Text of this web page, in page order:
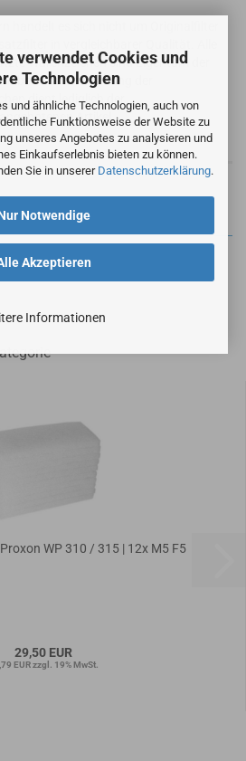
verwendet Cookies und
Technologien
und ähnliche Technologien, auch von
Funktionsweise der Website zu
unseres Angebotes zu analysieren und
Einkaufserlebnis bieten zu können.
Sie in unserer Datenschutzerklärung.
Akzeptieren
Notwendige
Informationen
handelt es sich nicht um Originalfilter
in vergleichbarer Qualität. Alle
Warenzeichen sind Eigentum der
Die Verwendung der
dient lediglich der
Artikel.
WP 310 / 315 | 12x M5 F5
29,50 EUR
EUR zzgl. 19% MwSt.